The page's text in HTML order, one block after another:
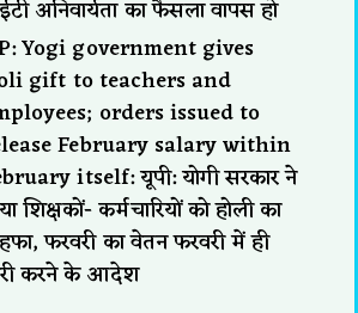
अनिवार्यता का फैसला वापस हो
Yogi government gives
gift to teachers and
orders issued to
February salary within
itself: यूपी: योगी सरकार ने
शिक्षकों- कर्मचारियों को होली का
फरवरी का वेतन फरवरी में ही
करने के आदेश